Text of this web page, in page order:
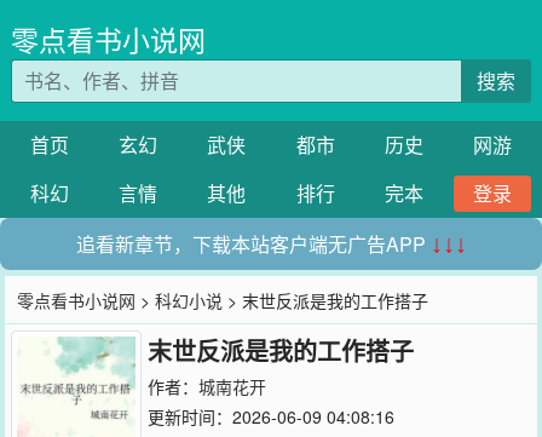
零点看书小说网
搜索
首页 玄幻 武侠 都市 历史
网游
科幻
言情 其他 排行 完本
登录
追看新章节，下载本站客户端无广告APP ↓↓↓
零点看书小说网 >科幻小说 > 末世反派是我的工作搭子
末世反派是我的工作搭子
作者： 城南花开
更新时间：2026-06-09 04:08:16